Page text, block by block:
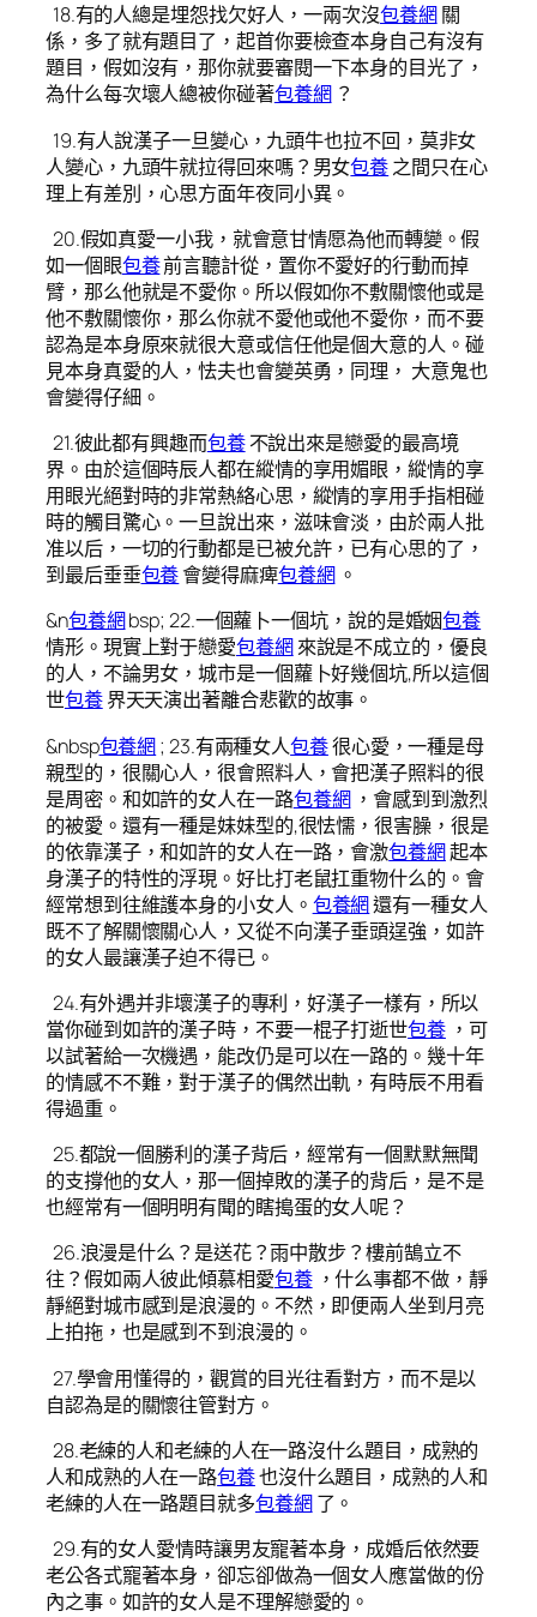
18.有的人總是埋怨找欠好人，一兩次沒包養網關
係，多了就有題目了，起首你要檢查本身自己有沒有
題目，假如沒有，那你就要審閱一下本身的目光了，
為什么每次壞人總被你碰著包養網？
19.有人說漢子一旦變心，九頭牛也拉不回，莫非女
人變心，九頭牛就拉得回來嗎？男女包養之間只在心
理上有差別，心思方面年夜同小異。
20.假如真愛一小我，就會意甘情愿為他而轉變。假
如一個眼包養前言聽計從，置你不愛好的行動而掉
臂，那么他就是不愛你。所以假如你不敷關懷他或是
他不敷關懷你，那么你就不愛他或他不愛你，而不要
認為是本身原來就很大意或信任他是個大意的人。碰
見本身真愛的人，怯夫也會變英勇，同理， 大意鬼也
會變得仔細。
21.彼此都有興趣而包養不說出來是戀愛的最高境
界。由於這個時辰人都在縱情的享用媚眼，縱情的享
用眼光絕對時的非常熱絡心思，縱情的享用手指相碰
時的觸目驚心。一旦說出來，滋味會淡，由於兩人批
准以后，一切的行動都是已被允許，已有心思的了，
到最后垂垂包養會變得麻痺包養網。
&n包養網bsp; 22.一個蘿卜一個坑，說的是婚姻包養
情形。現實上對于戀愛包養網來說是不成立的，優良
的人，不論男女，城市是一個蘿卜好幾個坑,所以這個
世包養界天天演出著離合悲歡的故事。
&nbsp包養網; 23.有兩種女人包養很心愛，一種是母
親型的，很關心人，很會照料人，會把漢子照料的很
是周密。和如許的女人在一路包養網，會感到到激烈
的被愛。還有一種是妹妹型的,很怯懦，很害臊，很是
的依靠漢子，和如許的女人在一路，會激包養網起本
身漢子的特性的浮現。好比打老鼠扛重物什么的。會
經常想到往維護本身的小女人。 包養網還有一種女人
既不了解關懷關心人，又從不向漢子垂頭逞強，如許
的女人最讓漢子迫不得已。
24.有外遇并非壞漢子的專利，好漢子一樣有，所以
當你碰到如許的漢子時，不要一棍子打逝世包養，可
以試著給一次機遇，能改仍是可以在一路的。幾十年
的情感不不難，對于漢子的偶然出軌，有時辰不用看
得過重。
25.都說一個勝利的漢子背后，經常有一個默默無聞
的支撐他的女人，那一個掉敗的漢子的背后，是不是
也經常有一個明明有聞的瞎搗蛋的女人呢？
26.浪漫是什么？是送花？雨中散步？樓前鵠立不
往？假如兩人彼此傾慕相愛包養，什么事都不做，靜
靜絕對城市感到是浪漫的。不然，即便兩人坐到月亮
上拍拖，也是感到不到浪漫的。
27.學會用懂得的，觀賞的目光往看對方，而不是以
自認為是的關懷往管對方。
28.老練的人和老練的人在一路沒什么題目，成熟的
人和成熟的人在一路包養也沒什么題目，成熟的人和
老練的人在一路題目就多包養網了。
29.有的女人愛情時讓男友寵著本身，成婚后依然要
老公各式寵著本身，卻忘卻做為一個女人應當做的份
內之事。如許的女人是不理解戀愛的。